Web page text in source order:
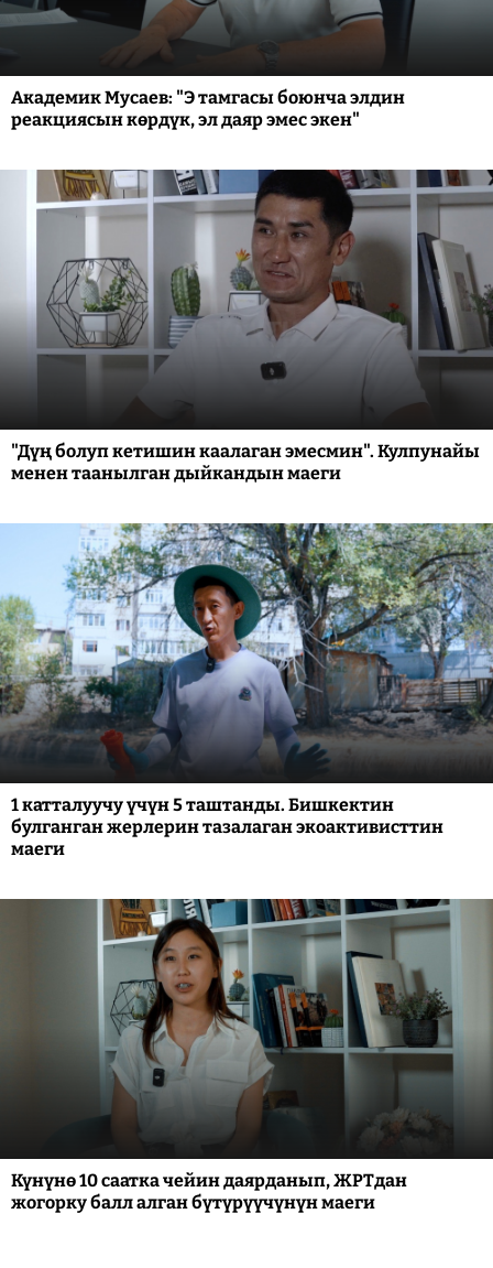
Академик Мусаев: "Э тамгасы боюнча элдин
реакциясын көрдүк, эл даяр эмес экен"
"Дүң болуп кетишин каалаган эмесмин". Кулпунайы
менен таанылган дыйкандын маеги
1 катталуучу үчүн 5 таштанды. Бишкектин
булганган жерлерин тазалаган экоактивисттин
маеги
Күнүнө 10 саатка чейин даярданып, ЖРТдан
жогорку балл алган бүтүрүүчүнүн маеги